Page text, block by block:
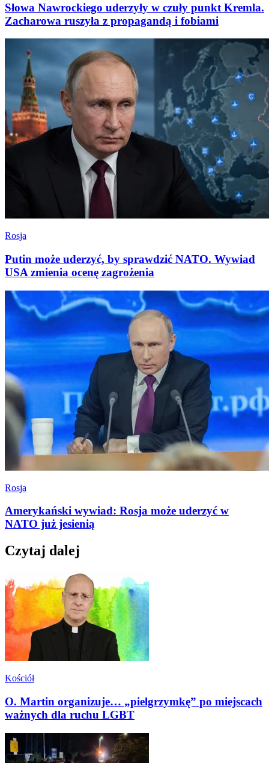
Słowa Nawrockiego uderzyły w czuły punkt Kremla.
Zacharowa ruszyła z propagandą i fobiami
Rosja
Putin może uderzyć, by sprawdzić NATO. Wywiad
USA zmienia ocenę zagrożenia
Rosja
Amerykański wywiad: Rosja może uderzyć w
NATO już jesienią
Czytaj dalej
Kościół
O. Martin organizuje… „pielgrzymkę” po miejscach
ważnych dla ruchu LGBT